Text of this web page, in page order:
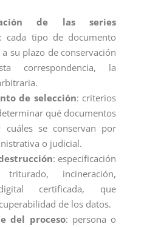
de las series
: cada tipo de documento
su plazo de conservación
correspondencia, la
de selección: criterios
qué documentos
cuáles se conservan por
o judicial.
: especificación
incineración,
certificada, que
de los datos.
del proceso: persona o